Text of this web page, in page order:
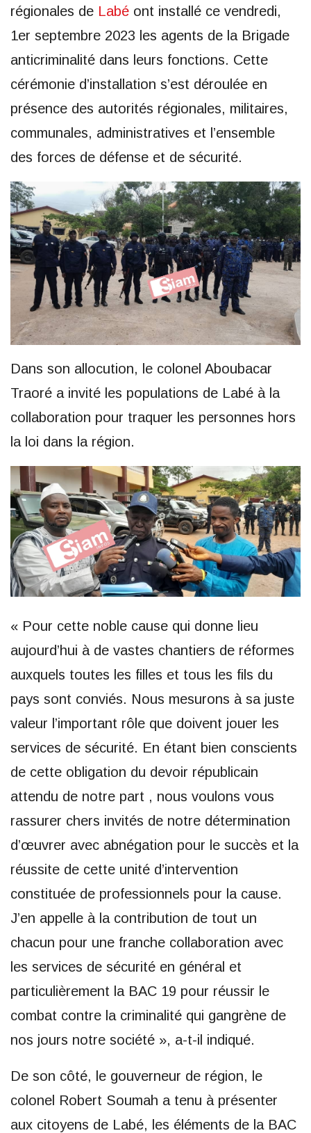
régionales de Labé ont installé ce vendredi,
1er septembre 2023 les agents de la Brigade
anticriminalité dans leurs fonctions. Cette
cérémonie d’installation s’est déroulée en
présence des autorités régionales, militaires,
communales, administratives et l’ensemble
des forces de défense et de sécurité.
Dans son allocution, le colonel Aboubacar
Traoré a invité les populations de Labé à la
collaboration pour traquer les personnes hors
la loi dans la région.
« Pour cette noble cause qui donne lieu
aujourd’hui à de vastes chantiers de réformes
auxquels toutes les filles et tous les fils du
pays sont conviés. Nous mesurons à sa juste
valeur l’important rôle que doivent jouer les
services de sécurité. En étant bien conscients
de cette obligation du devoir républicain
attendu de notre part , nous voulons vous
rassurer chers invités de notre détermination
d’œuvrer avec abnégation pour le succès et la
réussite de cette unité d’intervention
constituée de professionnels pour la cause.
J’en appelle à la contribution de tout un
chacun pour une franche collaboration avec
les services de sécurité en général et
particulièrement la BAC 19 pour réussir le
combat contre la criminalité qui gangrène de
nos jours notre société », a-t-il indiqué.
De son côté, le gouverneur de région, le
colonel Robert Soumah a tenu à présenter
aux citoyens de Labé, les éléments de la BAC